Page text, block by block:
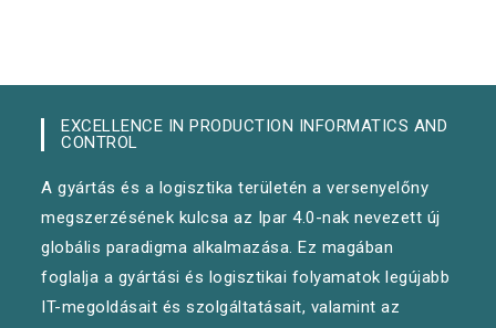
EXCELLENCE IN PRODUCTION INFORMATICS AND
CONTROL
A gyártás és a logisztika területén a versenyelőny
megszerzésének kulcsa az Ipar 4.0-nak nevezett új
globális paradigma alkalmazása. Ez magában
foglalja a gyártási és logisztikai folyamatok legújabb
IT-megoldásait és szolgáltatásait, valamint az